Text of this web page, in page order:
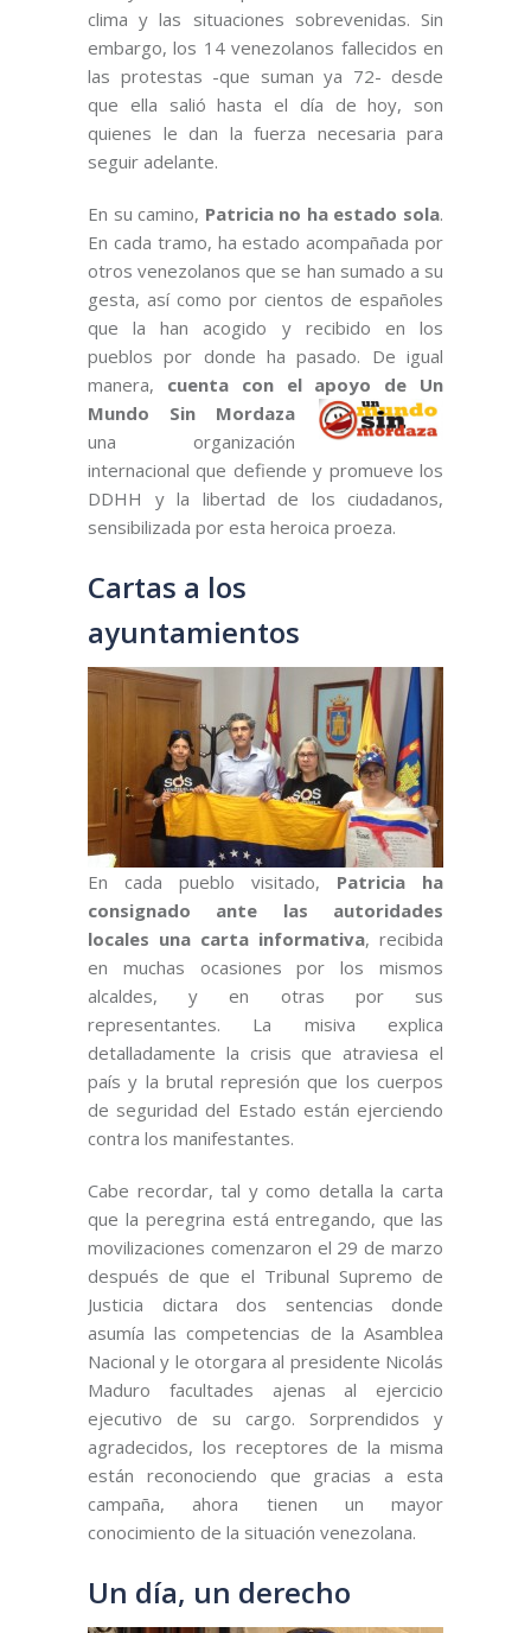
clima y las situaciones sobrevenidas. Sin
embargo, los 14 venezolanos fallecidos en
las protestas -que suman ya 72- desde
que ella salió hasta el día de hoy, son
quienes le dan la fuerza necesaria para
seguir adelante.
En su camino, Patricia no ha estado sola.
En cada tramo, ha estado acompañada por
otros venezolanos que se han sumado a su
gesta, así como por cientos de españoles
que la han acogido y recibido en los
pueblos por donde ha pasado. De igual
manera, cuenta con el apoyo de Un
Mundo Sin Mordaza
una organización
internacional que defiende y promueve los
DDHH y la libertad de los ciudadanos,
sensibilizada por esta heroica proeza.
Cartas a los
ayuntamientos
En cada pueblo visitado, Patricia ha
consignado ante las autoridades
locales una carta informativa, recibida
en muchas ocasiones por los mismos
alcaldes, y en otras por sus
representantes. La misiva explica
detalladamente la crisis que atraviesa el
país y la brutal represión que los cuerpos
de seguridad del Estado están ejerciendo
contra los manifestantes.
Cabe recordar, tal y como detalla la carta
que la peregrina está entregando, que las
movilizaciones comenzaron el 29 de marzo
después de que el Tribunal Supremo de
Justicia dictara dos sentencias donde
asumía las competencias de la Asamblea
Nacional y le otorgara al presidente Nicolás
Maduro facultades ajenas al ejercicio
ejecutivo de su cargo. Sorprendidos y
agradecidos, los receptores de la misma
están reconociendo que gracias a esta
campaña, ahora tienen un mayor
conocimiento de la situación venezolana.
Un día, un derecho